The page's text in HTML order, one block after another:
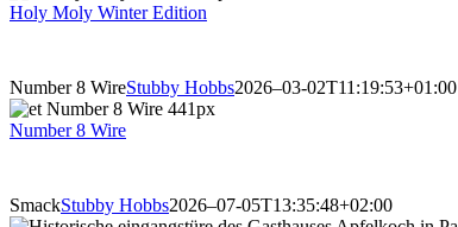
Holy Moly Winter Edition
Number 8 WireStubby Hobbs2026–03-02T11:19:53+01:00
Number 8 Wire
SmackStubby Hobbs2026–07-05T13:35:48+02:00